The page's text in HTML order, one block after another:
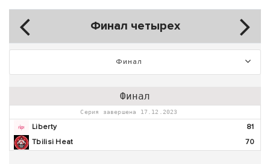
Финал четырех
Финал
Финал
Серия завершена 17.12.2023
Liberty
81
Tbilisi Heat
70